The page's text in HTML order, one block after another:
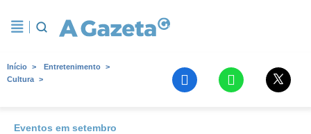
Início
Entretenimento
Cultura
Eventos em setembro